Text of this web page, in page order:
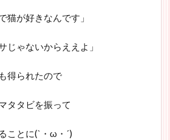
猫が好きなんです」
じゃないからええよ」
得られたので
タタビを振って
ことに(`・ω・´)